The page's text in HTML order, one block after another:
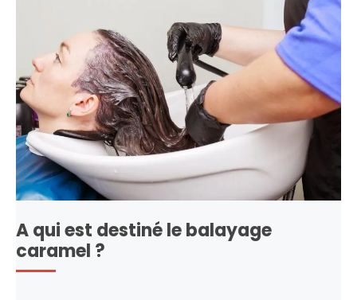
A qui est destiné le balayage
caramel ?